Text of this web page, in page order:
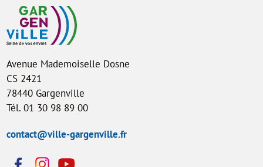
Avenue Mademoiselle Dosne
CS 2421
78440 Gargenville
Tél. 01 30 98 89 00
contact@ville-gargenville.fr